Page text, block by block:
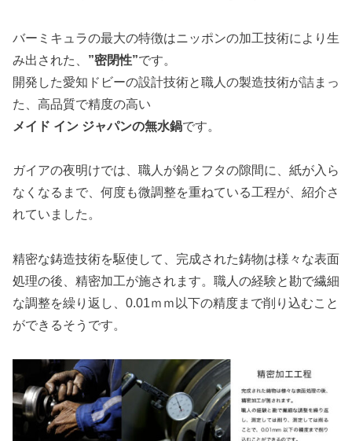
バーミキュラの最大の特徴はニッポンの加工技術により生
み出された、 ”密閉性”です。
開発した愛知ドビーの設計技術と職人の製造技術が詰まっ
た、高品質で精度の高い
メイド イン ジャパンの無水鍋です。
ガイアの夜明けでは、職人が鍋とフタの隙間に、紙が入ら
なくなるまで、何度も微調整を重ねている工程が、紹介さ
れていました。
精密な鋳造技術を駆使して、完成された鋳物は様々な表面
処理の後、精密加工が施されます。職人の経験と勘で繊細
な調整を繰り返し、0.01ｍｍ以下の精度まで削り込むこと
ができるそうです。